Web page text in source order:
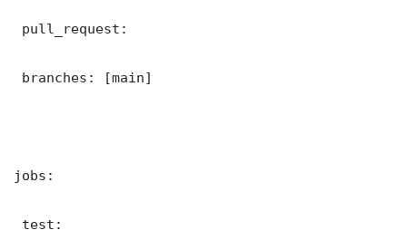
pull_request:
branches: [main]
jobs:
test: